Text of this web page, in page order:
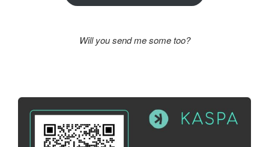
Will you send me some too?